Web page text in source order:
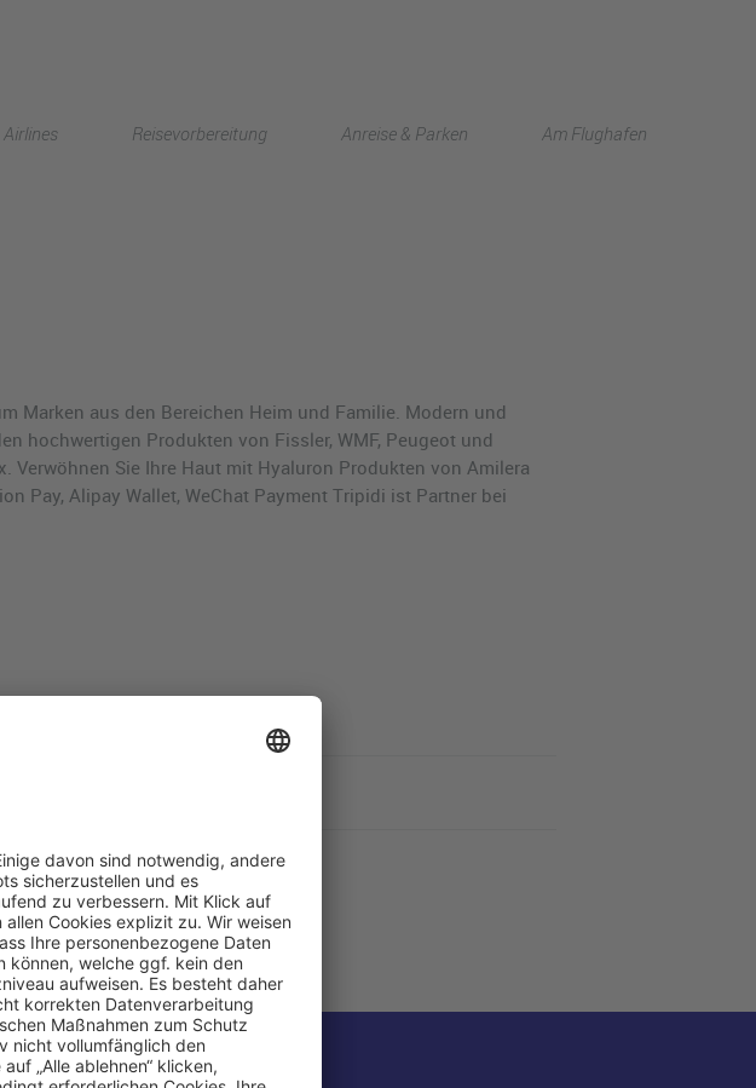
Airlines Reisevorbereitung Anreise & Parken Am Flughafen
Marken aus den Bereichen Heim und Familie. Modern und
hochwertigen Produkten von Fissler, WMF, Peugeot und
Sie Ihre Haut mit Hyaluron Produkten von Amilera
Pay, Alipay Wallet, WeChat Payment Tripidi ist Partner bei